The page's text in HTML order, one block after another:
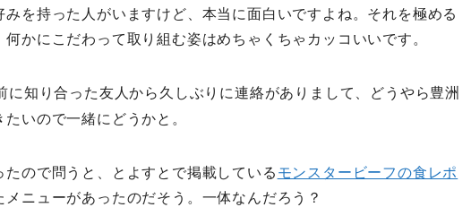
を持った人がいますけど、本当に面白いですよね。それを極める
かにこだわって取り組む姿はめちゃくちゃカッコいいです。
知り合った友人から久しぶりに連絡がありまして、どうやら豊洲
たいので一緒にどうかと。
ので問うと、とよすとで掲載している モンスタービーフの食レポ
ニューがあったのだそう。一体なんだろう？